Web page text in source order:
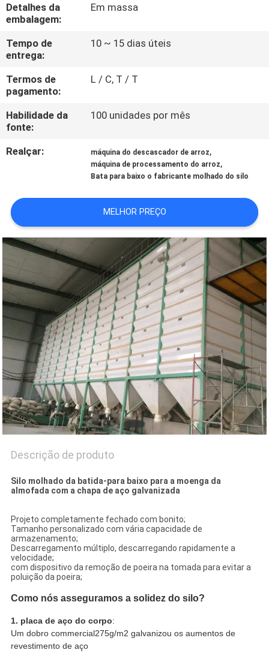
CONTACTE-
NOS
NOTÍCIA
PEÇA
UMAS
MAPA
DO
SITE
POLÍTICA
DE
PRIVACIDADE
Detalhes da
embalagem:
Em massa
Tempo de
entrega:
10 ~ 15 dias úteis
Termos de
pagamento:
L / C, T / T
Habilidade da
fonte:
100 unidades por mês
Realçar: máquina do descascador de arroz,
máquina de processamento do arroz,
Bata para baixo o fabricante molhado do silo
MELHOR PREÇO
Descrição de produto
Silo molhado da batida-para baixo para a moenga da
almofada com a chapa de aço galvanizada
Projeto completamente fechado com bonito;
Tamanho personalizado com vária capacidade de
armazenamento;
Descarregamento múltiplo, descarregando rapidamente a
velocidade;
com dispositivo da remoção de poeira na tomada para evitar a
poluição da poeira;
Como nós asseguramos a solidez do silo?
1. placa de aço do corpo:
Um dobro commercial275g/m2 galvanizou os aumentos de
revestimento de aço